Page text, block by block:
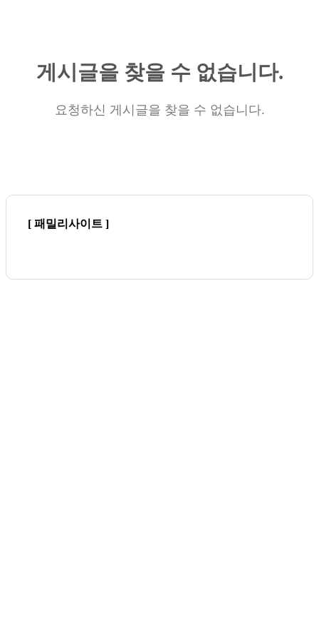
게시글을 찾을 수 없습니다.
요청하신 게시글을 찾을 수 없습니다.
[ 패밀리사이트 ]